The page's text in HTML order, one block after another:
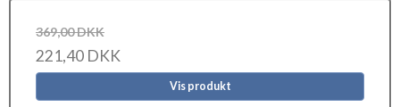
369,00 DKK
221,40 DKK
Vis produkt